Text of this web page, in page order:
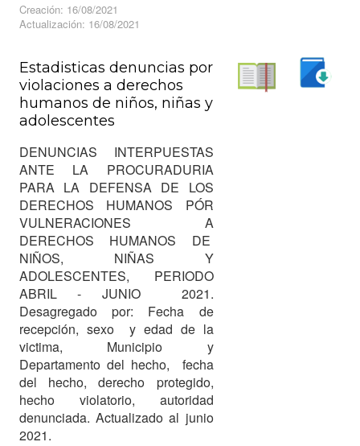
Creación: 16/08/2021
Actualización: 16/08/2021
Estadisticas denuncias por
violaciones a derechos
humanos de niños, niñas y
adolescentes
DENUNCIAS INTERPUESTAS
ANTE LA PROCURADURIA
PARA LA DEFENSA DE LOS
DERECHOS HUMANOS PÓR
VULNERACIONES A
DERECHOS HUMANOS DE
NIÑOS, NIÑAS Y
ADOLESCENTES, PERIODO
ABRIL - JUNIO 2021.
Desagregado por: Fecha de
recepción, sexo y edad de la
victima, Municipio y
Departamento del hecho, fecha
del hecho, derecho protegido,
hecho violatorio, autoridad
denunciada. Actualizado al junio
2021.